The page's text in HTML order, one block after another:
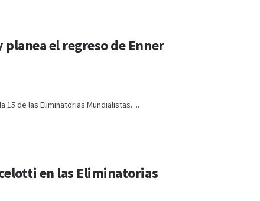
planea el regreso de Enner
de las Eliminatorias Mundialistas. ...
en las Eliminatorias